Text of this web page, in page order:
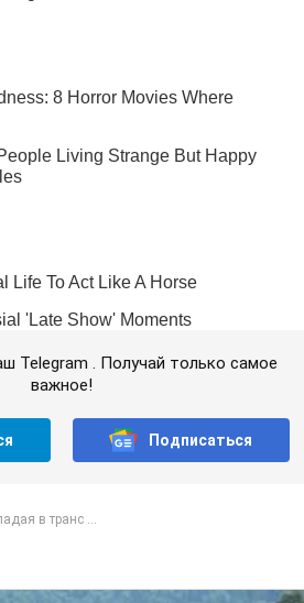
Telegram . Получай только самое
важное!
Подписаться
в транс ...